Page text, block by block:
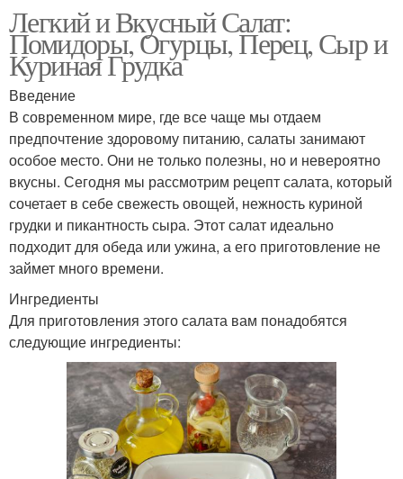
Легкий и Вкусный Салат:
Помидоры, Огурцы, Перец, Сыр и
Куриная Грудка
Введение
В современном мире, где все чаще мы отдаем
предпочтение здоровому питанию, салаты занимают
особое место. Они не только полезны, но и невероятно
вкусны. Сегодня мы рассмотрим рецепт салата, который
сочетает в себе свежесть овощей, нежность куриной
грудки и пикантность сыра. Этот салат идеально
подходит для обеда или ужина, а его приготовление не
займет много времени.
Ингредиенты
Для приготовления этого салата вам понадобятся
следующие ингредиенты: